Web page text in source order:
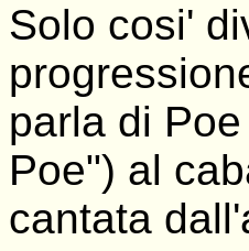
Solo cosi'
parla di
Poe") al
cantata